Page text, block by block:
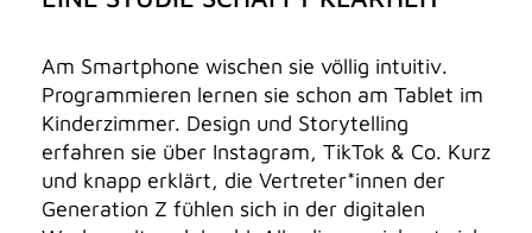
Am Smartphone wischen sie völlig intuitiv.
Programmieren lernen sie schon am Tablet im
Kinderzimmer. Design und Storytelling
erfahren sie über Instagram, TikTok & Co. Kurz
und knapp erklärt, die Vertreter*innen der
Generation Z fühlen sich in der digitalen